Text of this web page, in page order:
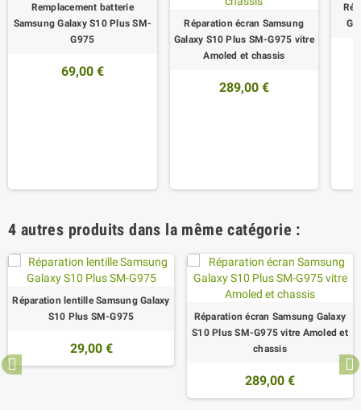
Remplacement batterie
Samsung Galaxy S10 Plus SM-
G975
69,00 €
Réparation écran Samsung
Galaxy S10 Plus SM-G975 vitre
Amoled et chassis
289,00 €
4 autres produits dans la même catégorie :
Réparation lentille Samsung Galaxy
S10 Plus SM-G975
29,00 €
Réparation écran Samsung Galaxy
S10 Plus SM-G975 vitre Amoled et
chassis
289,00 €